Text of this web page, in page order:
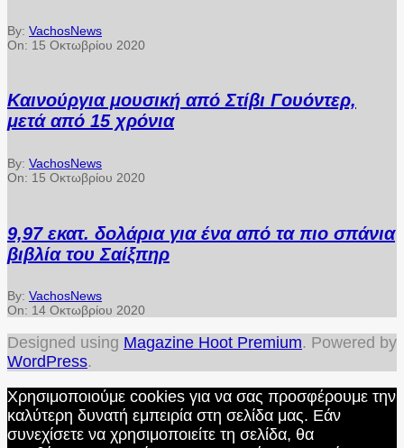
By: VachosNews
On: 15 Οκτωβρίου 2020
Καινούργια μουσική από Στίβι Γουόντερ,
μετά από 15 χρόνια
By: VachosNews
On: 15 Οκτωβρίου 2020
9,97 εκατ. δολάρια για ένα από τα πιο σπάνια
βιβλία του Σαίξπηρ
By: VachosNews
On: 14 Οκτωβρίου 2020
Designed using Magazine Hoot Premium. Powered by
WordPress.
Χρησιμοποιούμε cookies για να σας προσφέρουμε την
καλύτερη δυνατή εμπειρία στη σελίδα μας. Εάν
συνεχίσετε να χρησιμοποιείτε τη σελίδα, θα